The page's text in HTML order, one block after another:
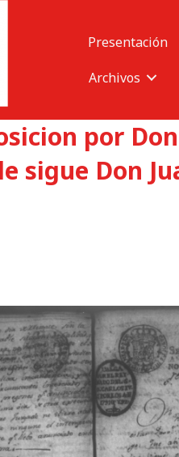
Presentación
Archivos
por
sigue Don